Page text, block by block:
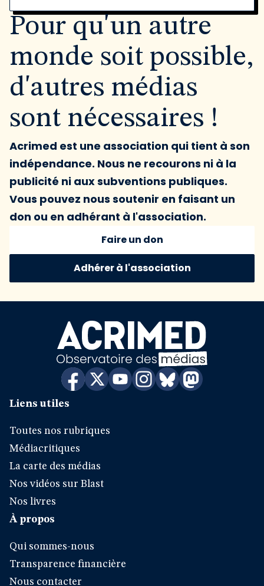
Pour qu'un autre
monde soit possible,
d'autres médias
sont nécessaires !
Acrimed est une association qui tient à son
indépendance. Nous ne recourons ni à la
publicité ni aux subventions publiques.
Vous pouvez nous soutenir en faisant un
don ou en adhérant à l'association.
Faire un don
Adhérer à l'association
Liens utiles
Toutes nos rubriques
Médiacritiques
La carte des médias
Nos vidéos sur Blast
Nos livres
À propos
Qui sommes-nous
Transparence financière
Nous contacter